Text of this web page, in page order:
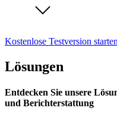
Kostenlose Testversion starten
Lösungen
Entdecken Sie unsere
und Berichterstattung